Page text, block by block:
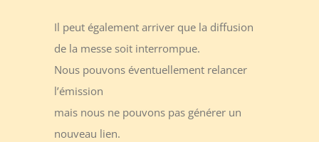
Il peut également arriver que la diffusion
de la messe soit interrompue.
Nous pouvons éventuellement relancer
l’émission
mais nous ne pouvons pas générer un
nouveau lien.